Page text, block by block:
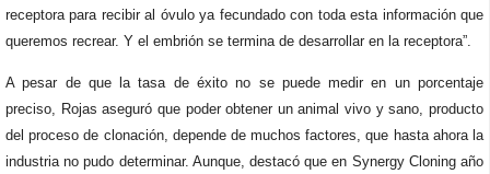
receptora para recibir al óvulo ya fecundado con toda esta información que
queremos recrear. Y el embrión se termina de desarrollar en la receptora”.
A pesar de que la tasa de éxito no se puede medir en un porcentaje
preciso, Rojas aseguró que poder obtener un animal vivo y sano, producto
del proceso de clonación, depende de muchos factores, que hasta ahora la
industria no pudo determinar. Aunque, destacó que en Synergy Cloning año